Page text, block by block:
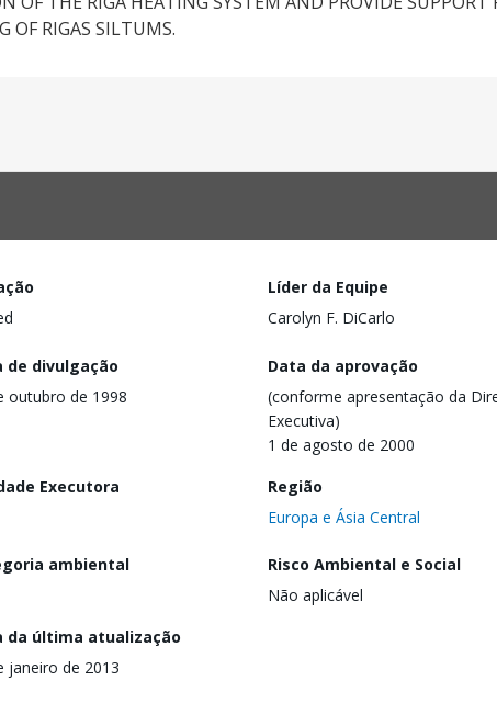
OF RIGAS SILTUMS.
Líder da Equipe
Carolyn F. DiCarlo
de divulgação
outubro de 1998
Data da aprovação
(conforme apresentação da
Executiva)
1 de agosto de 2000
Executora
Região
Europa e Ásia Central
ambiental
Risco Ambiental e Social
Não aplicável
da última atualização
janeiro de 2013